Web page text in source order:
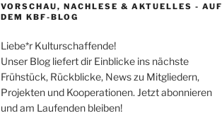
VORSCHAU, NACHLESE & AKTUELLES - AUF
DEM KBF-BLOG
Liebe*r Kulturschaffende!
Unser Blog liefert dir Einblicke ins nächste
Frühstück, Rückblicke, News zu Mitgliedern,
Projekten und Kooperationen. Jetzt abonnieren
und am Laufenden bleiben!